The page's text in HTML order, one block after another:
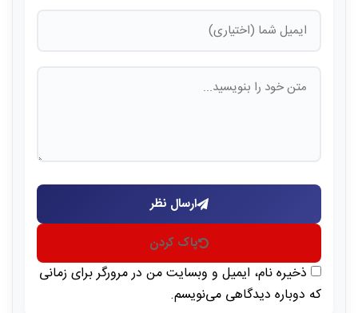
ارسال نظر
پاک کردن
ذخیره نام، ایمیل و وبسایت من در مرورگر برای زمانی
که دوباره دیدگاهی می‌نویسم.